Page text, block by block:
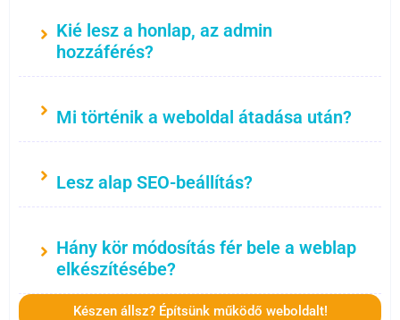
Kié lesz a honlap, az admin
hozzáférés?
Mi történik a weboldal átadása után?
Lesz alap SEO-beállítás?
Hány kör módosítás fér bele a weblap
elkészítésébe?
Készen állsz? Építsünk működő weboldalt!